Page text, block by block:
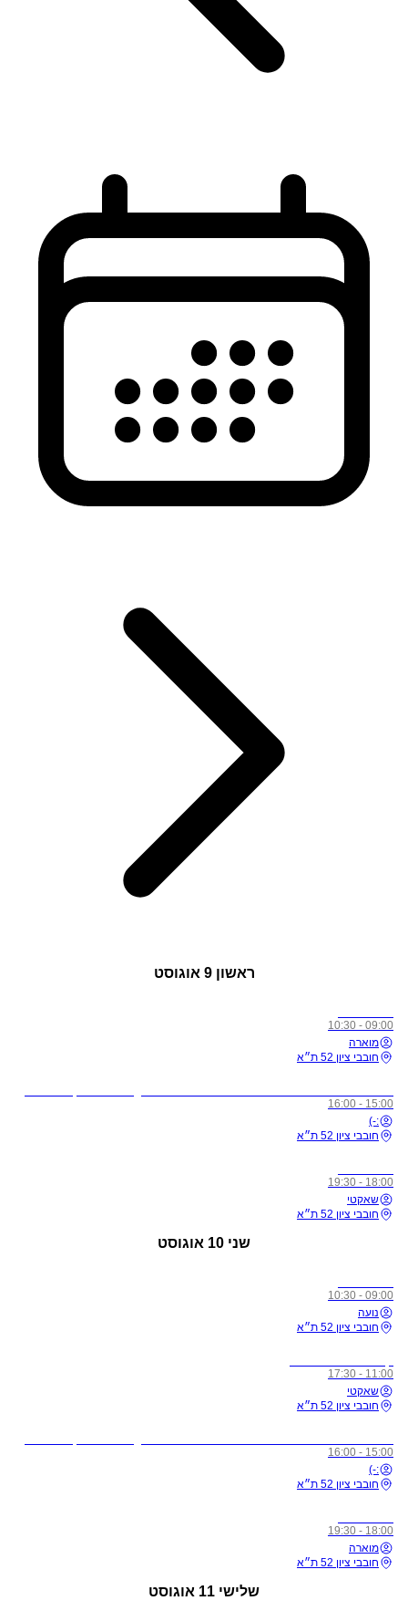
ראשון 9 אוגוסט
09:00 - 10:30
מוארה
חובבי ציון 52 ת״א
15:00 - 16:00
:-)
חובבי ציון 52 ת״א
18:00 - 19:30
שאקטי
חובבי ציון 52 ת״א
שני 10 אוגוסט
09:00 - 10:30
נועה
חובבי ציון 52 ת״א
11:00 - 17:30
שאקטי
חובבי ציון 52 ת״א
15:00 - 16:00
:-)
חובבי ציון 52 ת״א
18:00 - 19:30
מוארה
חובבי ציון 52 ת״א
שלישי 11 אוגוסט